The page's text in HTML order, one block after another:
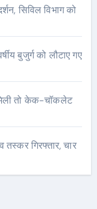
सिविल विभाग को
बुजुर्ग को लौटाए गए
तो केक-चॉकलेट
तस्कर गिरफ्तार, चार